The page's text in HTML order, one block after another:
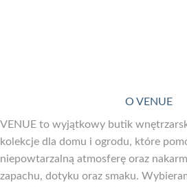
O VENUE
VENUE to wyjątkowy butik
kolekcje dla domu i ogrodu, które
niepowtarzalną atmosferę oraz
zapachu, dotyku oraz smaku.